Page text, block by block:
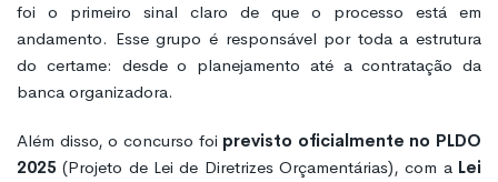
foi o primeiro sinal claro de que o processo está em
andamento. Esse grupo é responsável por toda a estrutura
do certame: desde o planejamento até a contratação da
banca organizadora.
Além disso, o concurso foi previsto oficialmente no PLDO
2025 (Projeto de Lei de Diretrizes Orçamentárias), com a Lei